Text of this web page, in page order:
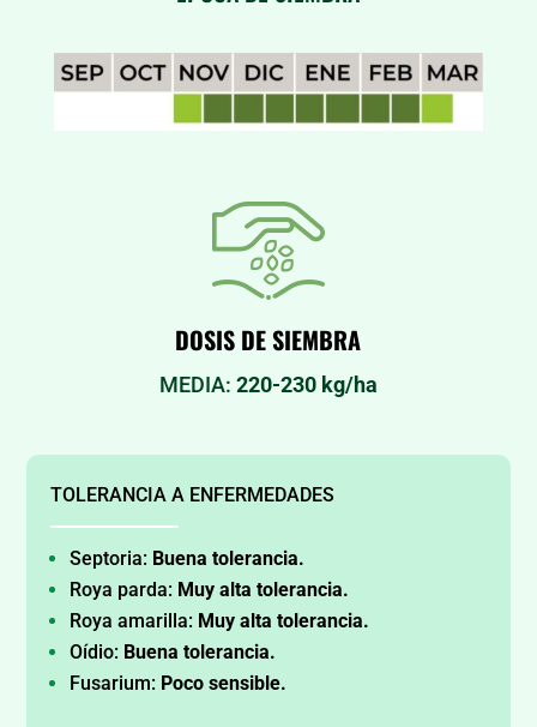
DOSIS DE SIEMBRA
MEDIA: 220-230 kg/ha
TOLERANCIA A ENFERMEDADES
Septoria: Buena tolerancia.
Roya parda: Muy alta tolerancia.
Roya amarilla: Muy alta tolerancia.
Oídio: Buena tolerancia.
Fusarium: Poco sensible.